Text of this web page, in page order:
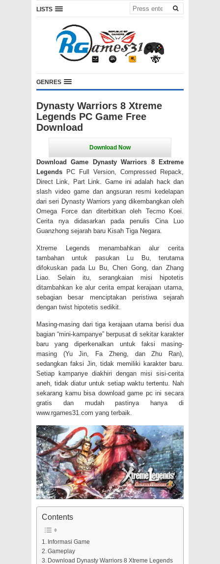
LISTS
GENRES
Dynasty Warriors 8 Xtreme
Legends PC Game Free
Download
Download Game Dynasty Warriors 8 Extreme
Legends PC Full Version, Compressed Repack,
Direct Link, Part Link. Game ini adalah hack dan
slash video game dan angsuran resmi kedelapan
dari seri Dynasty Warriors yang dikembangkan oleh
Omega Force dan diterbitkan oleh Tecmo Koei.
Cerita nya didasarkan pada penulis Cina Luo
Guanzhong sejarah baru Kisah Tiga Negara.
Xtreme Legends menambahkan alur cerita
tambahan untuk pasukan Lu Bu, terutama
difokuskan pada Lu Bu, Chen Gong, dan Zhang
Liao. Selain itu, serangkaian misi hipotetis
ditambahkan ke alur cerita empat kerajaan utama,
sebagian besar menciptakan peristiwa sejarah
dengan twist hipotetis sedikit.
Masing-masing dari tiga kerajaan utama berisi dua
bagian “mini-kampanye” berpusat di sekitar karakter
baru yang diperkenalkan untuk faksi masing-
masing (Yu Jin, Fa Zheng, dan Zhu Ran),
sedangkan faksi Jin, tidak memiliki karakter baru.
Setiap kampanye diakhiri dengan misi sisi-cerita
aneh, tidak diatur untuk setiap waktu tertentu. Nah
sekarang kamu bisa download game pc ini secara
gratis dan mudah pastinya hanya di
www.rgames31.com yang terbaik.
Contents
Informasi Game
Gameplay
Download Dynasty Warriors 8 Xtreme Legends